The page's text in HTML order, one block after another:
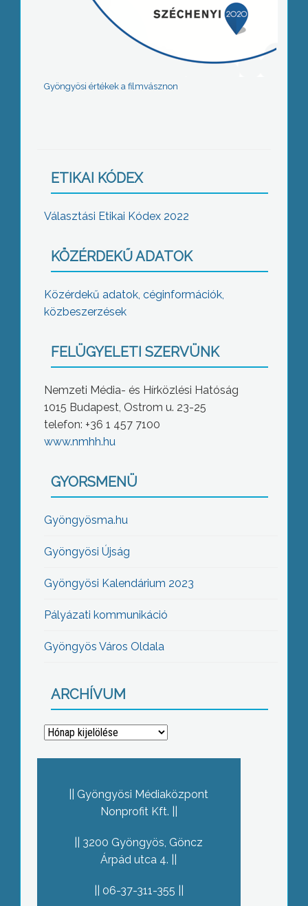
Gyöngyösi értékek a filmvásznon
ETIKAI KÓDEX
Választási Etikai Kódex 2022
KÖZÉRDEKŰ ADATOK
Közérdekű adatok, céginformációk,
közbeszerzések
FELÜGYELETI SZERVÜNK
Nemzeti Média- és Hírközlési Hatóság
1015 Budapest, Ostrom u. 23-25
telefon: +36 1 457 7100
www.nmhh.hu
GYORSMENÜ
Gyöngyösma.hu
Gyöngyösi Újság
Gyöngyösi Kalendárium 2023
Pályázati kommunikáció
Gyöngyös Város Oldala
ARCHÍVUM
Archívum
Gyöngyösi Médiaközpont
Nonprofit Kft.
3200 Gyöngyös, Göncz
Árpád utca 4.
06-37-311-355